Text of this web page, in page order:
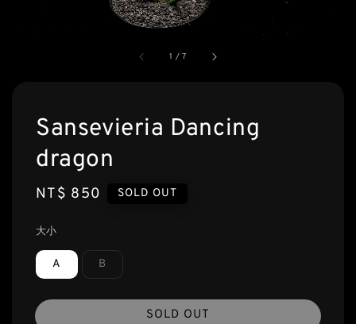
1 /7
Sansevieria Dancing
dragon
Regular
NT$ 850 SOLD OUT
大小
A B
SOLD OUT